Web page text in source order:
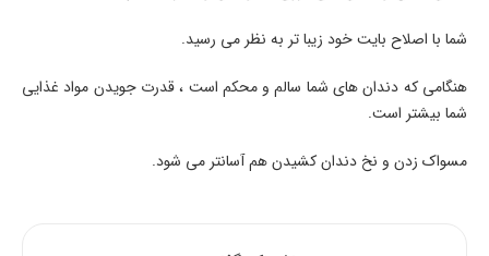
شما با اصلاح بایت خود زیبا تر به نظر می رسید.
هنگامی که دندان های شما سالم و محکم است ، قدرت جویدن مواد غذایی
شما بیشتر است.
مسواک زدن و نخ دندان کشیدن هم آسانتر می شود.